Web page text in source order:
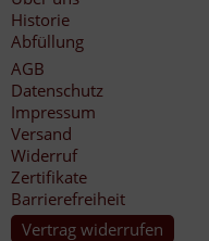
Historie
Abfüllung
AGB
Datenschutz
Impressum
Versand
Widerruf
Zertifikate
Barrierefreiheit
Vertrag widerrufen